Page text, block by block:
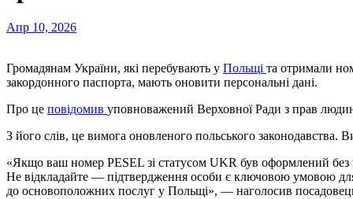
Апр 10, 2026
Громадянам України, які перебувають у Польщі та отримали
закордонного паспорта, мають оновити персональні дані.
Про це повідомив уповноважений Верховної Ради з прав
З його слів, це вимога оновленого польського законодавства.
«Якщо ваш номер PESEL зі статусом UKR був оформлений без
Не відкладайте — підтвердження особи є ключовою умовою
до основоположних послуг у Польщі», — наголосив